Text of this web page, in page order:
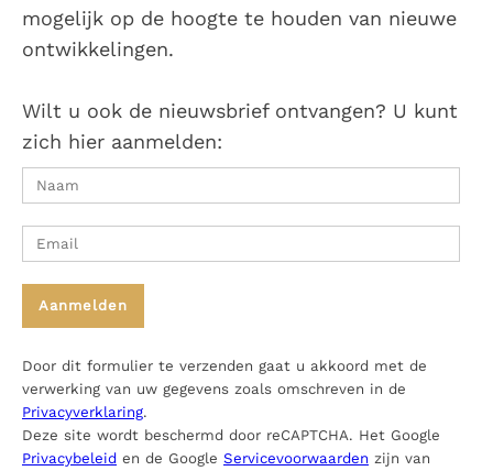
mogelijk op de hoogte te houden van nieuwe
ontwikkelingen.
Wilt u ook de nieuwsbrief ontvangen? U kunt
zich hier aanmelden:
Door dit formulier te verzenden gaat u akkoord met de
verwerking van uw gegevens zoals omschreven in de
Privacyverklaring.
Deze site wordt beschermd door reCAPTCHA. Het Google
Privacybeleid en de Google Servicevoorwaarden zijn van